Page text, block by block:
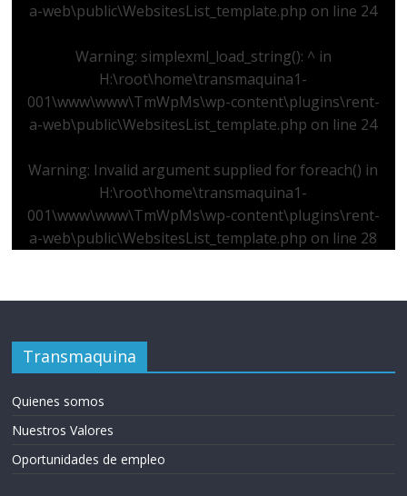
a-web\public\WebsitesList_template.php on line 24
Warning: simplexml_load_string(): ^ in
H:\root\home\transmaquina1-
001\www\www\TmWpMs\wp-content\plugins\rent-
a-web\public\WebsitesList_template.php on line 24
Warning: Invalid argument supplied for foreach() in
H:\root\home\transmaquina1-
001\www\www\TmWpMs\wp-content\plugins\rent-
a-web\public\WebsitesList_template.php on line 28
Transmaquina
Quienes somos
Nuestros Valores
Oportunidades de empleo